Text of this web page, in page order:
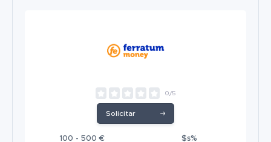
0/5
Solicitar
100 - 500 € $s%